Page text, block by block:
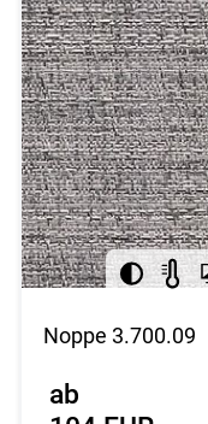
Noppe 3.700.09
ab